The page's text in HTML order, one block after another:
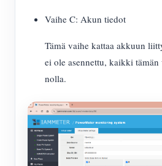
Vaihe C: Akun tiedot
Tämä vaihe kattaa akkuun
ei ole asennettu, kaikki
nolla.